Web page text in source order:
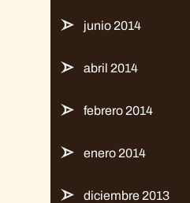
junio 2014
abril 2014
febrero 2014
enero 2014
diciembre 2013